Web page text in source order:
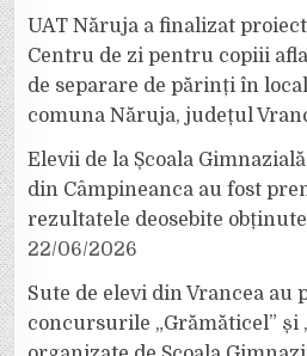
UAT Năruja a finalizat
Centru de zi pentru copiii
de separare de părinți în
comuna Năruja, județul
Elevii de la Școala
din Câmpineanca au fost
rezultatele deosebite
22/06/2026
Sute de elevi din Vrancea au
concursurile „Grămăticel” și